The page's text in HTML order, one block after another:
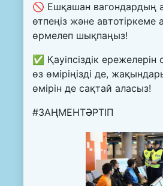
🚫 Ешқашан вагондардың
өтпеңіз және автотіркеме
өрмелеп шықпаңыз!
✅ Қауіпсіздік
өз өміріңізді де,
өмірін де сақтай аласыз!
#ЗАҢМЕНТӘРТІП